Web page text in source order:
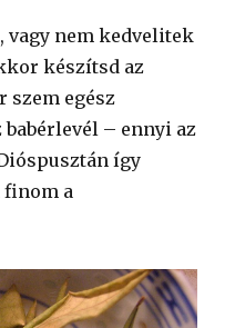
vagy nem kedvelitek
készítsd az
szem egész
babérlevél – ennyi az
így
finom a